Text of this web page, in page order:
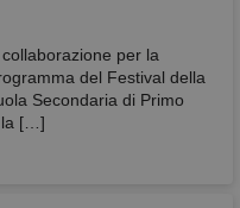
per la
del Festival della
Secondaria di Primo
la […]
della
/
Scadenza Descrizione